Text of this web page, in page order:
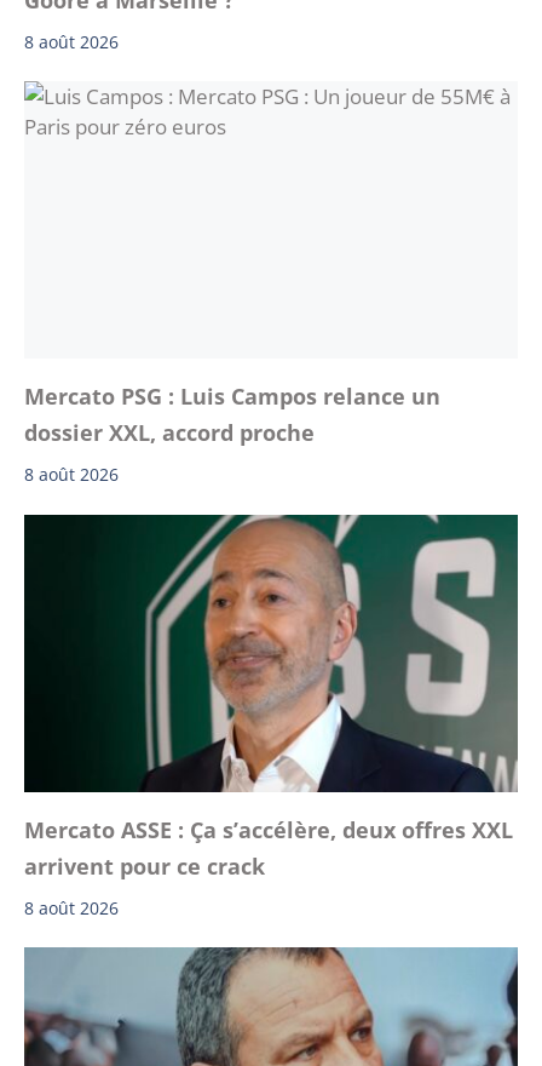
8 août 2026
Mercato PSG : Luis Campos relance un
dossier XXL, accord proche
8 août 2026
Mercato ASSE : Ça s’accélère, deux offres XXL
arrivent pour ce crack
8 août 2026